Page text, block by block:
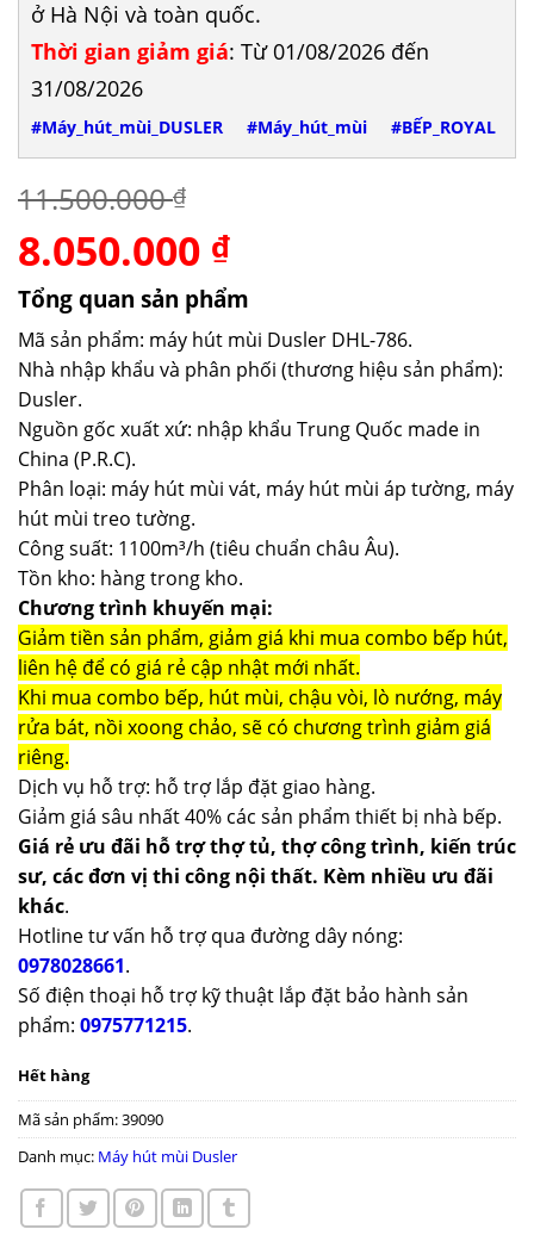
ở Hà Nội và toàn quốc.
Thời gian giảm giá: Từ 01/08/2026 đến
31/08/2026
#Máy_hút_mùi_DUSLER #Máy_hút_mùi #BẾP_ROYAL
11.500.000₫
Giá
gốc
là:
11.500.000 ₫.
8.050.000 ₫Giá
tại
là:
8.050.000 ₫.
Tổng quan sản phẩm
Mã sản phẩm: máy hút mùi Dusler DHL-786.
Nhà nhập khẩu và phân phối (thương hiệu sản phẩm):
Dusler.
Nguồn gốc xuất xứ: nhập khẩu Trung Quốc made in
China (P.R.C).
Phân loại: máy hút mùi vát, máy hút mùi áp tường, máy
hút mùi treo tường.
Công suất: 1100m³/h (tiêu chuẩn châu Âu).
Tồn kho: hàng trong kho.
Chương trình khuyến mại:
Giảm tiền sản phẩm, giảm giá khi mua combo bếp hút,
liên hệ để có giá rẻ cập nhật mới nhất.
Khi mua combo bếp, hút mùi, chậu vòi, lò nướng, máy
rửa bát, nồi xoong chảo, sẽ có chương trình giảm giá
riêng.
Dịch vụ hỗ trợ: hỗ trợ lắp đặt giao hàng.
Giảm giá sâu nhất 40% các sản phẩm thiết bị nhà bếp.
Giá rẻ ưu đãi hỗ trợ thợ tủ, thợ công trình, kiến trúc
sư, các đơn vị thi công nội thất. Kèm nhiều ưu đãi
khác.
Hotline tư vấn hỗ trợ qua đường dây nóng:
0978028661.
Số điện thoại hỗ trợ kỹ thuật lắp đặt bảo hành sản
phẩm: 0975771215.
Hết hàng
Mã sản phẩm:39090
Danh mục: Máy hút mùi Dusler